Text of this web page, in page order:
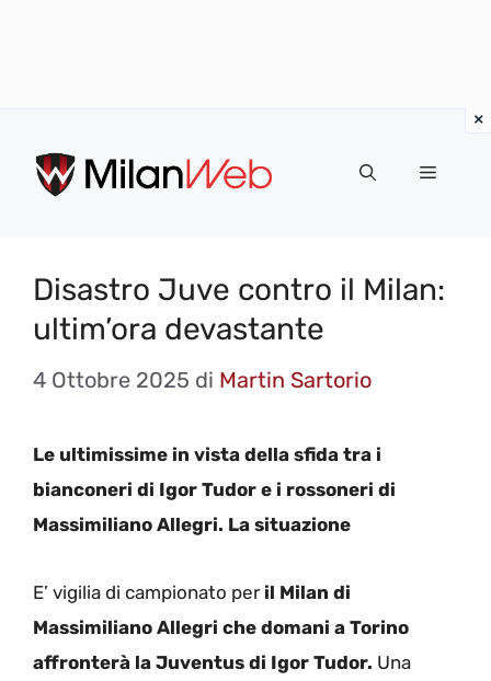
contenuto
MENU
Disastro Juve contro il Milan:
ultim’ora devastante
4 Ottobre 2025 di Martin Sartorio
Le ultimissime in vista della sfida tra i
bianconeri di Igor Tudor e i rossoneri di
Massimiliano Allegri. La situazione
E’ vigilia di campionato per il Milan di
Massimiliano Allegri che domani a Torino
affronterà la Juventus di Igor Tudor. Una